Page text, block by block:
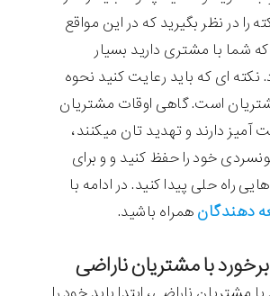
را در نظر بگیرید که در این مواقع
شما با مشتری دارید بسیار
نکته ای که باید رعایت کنید نحوه
است. گاهی اوقات مشتریان
آمیز دارند و تهدید تان میکنند،
خود را حفظ کنید و و برای
راه حلی پیدا کنید. در ادامه با
دهندگان همراه باشید.
با مشتریان ناراضی